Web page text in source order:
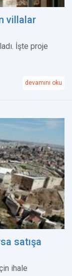
villalar
İşte proje
devamını oku
satışa
ihale